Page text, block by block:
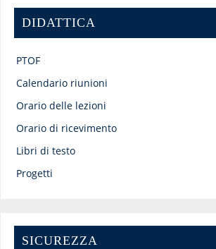
DIDATTICA
PTOF
Calendario riunioni
Orario delle lezioni
Orario di ricevimento
Libri di testo
Progetti
SICUREZZA